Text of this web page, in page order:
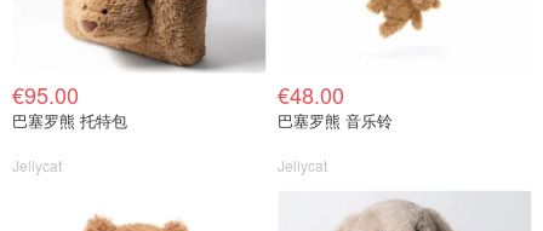
€95.00
巴塞罗熊 托特包
Jellycat
€48.00
巴塞罗熊 音乐铃
Jellycat